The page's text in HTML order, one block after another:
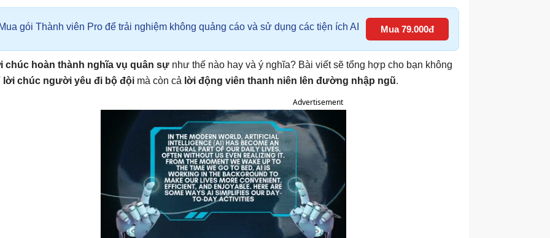
gói Thành viên Pro để trải nghiệm không quảng cáo và sử dụng các tiện ích AI Mua 79.000đ
chúc hoàn thành nghĩa vụ quân sự như thế nào hay và ý nghĩa? Bài viết sẽ tổng hợp cho bạn không
lời chúc người yêu đi bộ đội mà còn cả lời động viên thanh niên lên đường nhập ngũ.
Advertisement